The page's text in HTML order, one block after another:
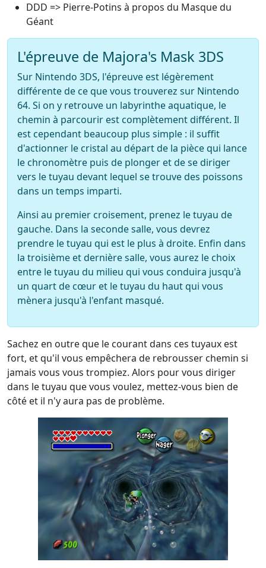
DDD => Pierre-Potins à propos du Masque du
Géant
L'épreuve de Majora's Mask 3DS
Sur Nintendo 3DS, l'épreuve est légèrement
différente de ce que vous trouverez sur Nintendo
64. Si on y retrouve un labyrinthe aquatique, le
chemin à parcourir est complètement différent. Il
est cependant beaucoup plus simple : il suffit
d'actionner le cristal au départ de la pièce qui lance
le chronomètre puis de plonger et de se diriger
vers le tuyau devant lequel se trouve des poissons
dans un temps imparti.
Ainsi au premier croisement, prenez le tuyau de
gauche. Dans la seconde salle, vous devrez
prendre le tuyau qui est le plus à droite. Enfin dans
la troisième et dernière salle, vous aurez le choix
entre le tuyau du milieu qui vous conduira jusqu'à
un quart de cœur et le tuyau du haut qui vous
mènera jusqu'à l'enfant masqué.
Sachez en outre que le courant dans ces tuyaux est
fort, et qu'il vous empêchera de rebrousser chemin si
jamais vous vous trompiez. Alors pour vous diriger
dans le tuyau que vous voulez, mettez-vous bien de
côté et il n'y aura pas de problème.